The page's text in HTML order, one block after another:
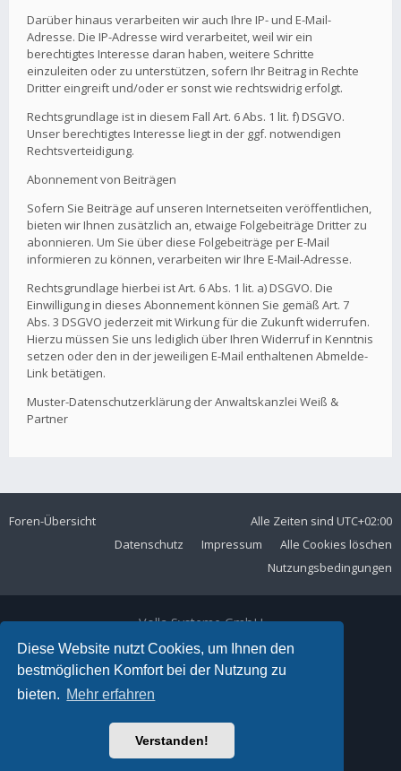
Diese Website nutzt Cookies, um Ihnen den
bestmöglichen Komfort bei der Nutzung zu
bieten. Mehr erfahren
Verstanden!
Darüber hinaus verarbeiten wir auch Ihre IP- und E-Mail-
Adresse. Die IP-Adresse wird verarbeitet, weil wir ein
berechtigtes Interesse daran haben, weitere Schritte
einzuleiten oder zu unterstützen, sofern Ihr Beitrag in Rechte
Dritter eingreift und/oder er sonst wie rechtswidrig erfolgt.
Rechtsgrundlage ist in diesem Fall Art. 6 Abs. 1 lit. f) DSGVO.
Unser berechtigtes Interesse liegt in der ggf. notwendigen
Rechtsverteidigung.
Abonnement von Beiträgen
Sofern Sie Beiträge auf unseren Internetseiten veröffentlichen,
bieten wir Ihnen zusätzlich an, etwaige Folgebeiträge Dritter zu
abonnieren. Um Sie über diese Folgebeiträge per E-Mail
informieren zu können, verarbeiten wir Ihre E-Mail-Adresse.
Rechtsgrundlage hierbei ist Art. 6 Abs. 1 lit. a) DSGVO. Die
Einwilligung in dieses Abonnement können Sie gemäß Art. 7
Abs. 3 DSGVO jederzeit mit Wirkung für die Zukunft widerrufen.
Hierzu müssen Sie uns lediglich über Ihren Widerruf in Kenntnis
setzen oder den in der jeweiligen E-Mail enthaltenen Abmelde-
Link betätigen.
Muster-Datenschutzerklärung der Anwaltskanzlei Weiß &
Partner
Foren-Übersicht Alle Zeiten sind UTC+02:00
Alle Cookies löschen
Impressum
Datenschutz
Nutzungsbedingungen
Volla Systeme GmbH
Kölner Straße 102
42897 Remscheid
Telefon:+49 2191 59897 61
E-Mail:
Ariki Theme by